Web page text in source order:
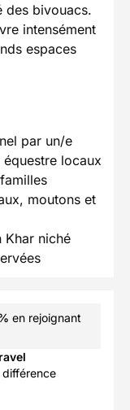
des bivouacs.
intensément
espaces
par un/e
locaux
moutons et
Khar niché
en rejoignant